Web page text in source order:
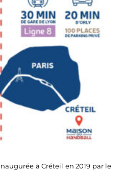
à Créteil en 2019 par le